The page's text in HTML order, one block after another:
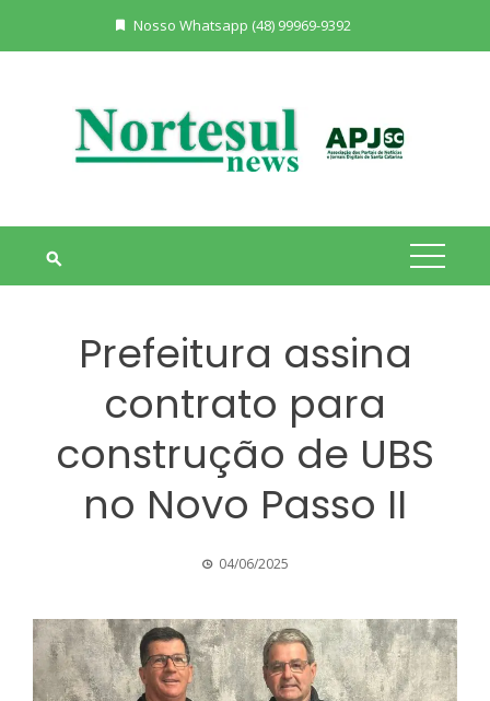
Nosso Whatsapp (48) 99969-9392
Prefeitura assina
contrato para
construção de UBS
no Novo Passo II
04/06/2025